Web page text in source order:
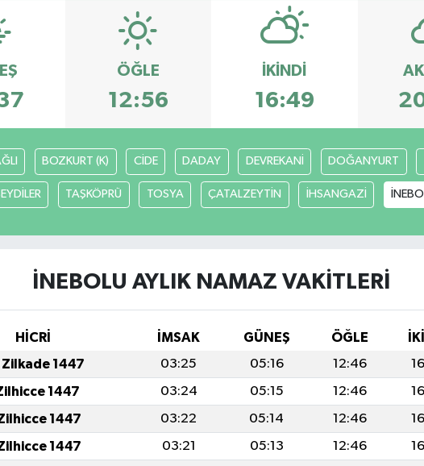
ÖĞLE
12:56
İKINDI
16:49
BOZKURT (K) CİDE DADAY DEVREKANİ DOĞANYURT
TAŞKÖPRÜ TOSYA ÇATALZEYTİN İHSANGAZİ
İNEBOLU AYLIK NAMAZ VAKITLERI
HİCRİ İMSAK GÜNEŞ ÖĞLE
1447 03:25 05:16 12:46
1447 03:24 05:15 12:46
1447 03:22 05:14 12:46
1447 03:21 05:13 12:46